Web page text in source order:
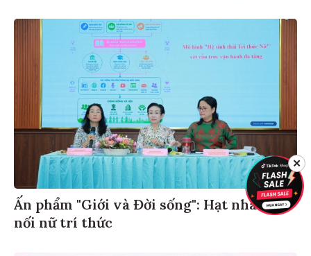
Ấn phẩm "Giới và Đời sống": Hạt nhân kết
nối nữ trí thức
✕